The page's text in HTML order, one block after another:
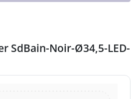
SdBain-Noir-Ø34,5-LED-